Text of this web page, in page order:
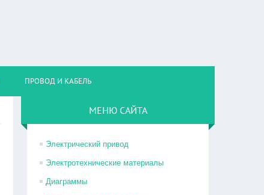
ПРОВОД И КАБЕЛЬ
МЕНЮ САЙТА
Электрический привод
Электротехнические материалы
Диаграммы